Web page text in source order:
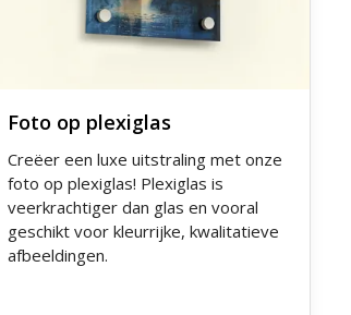
Foto op plexiglas
Creëer een luxe uitstraling met onze
foto op plexiglas! Plexiglas is
veerkrachtiger dan glas en vooral
geschikt voor kleurrijke, kwalitatieve
afbeeldingen.